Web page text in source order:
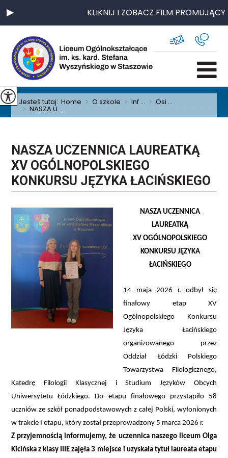
KLIKNIJ I ZOBACZ FILM PROMUJĄCY
Jesteś tutaj:Home > O szkole > Inf ... > Osi ...
> NASZA U ...
NASZA UCZENNICA LAUREATKĄ
XV OGÓLNOPOLSKIEGO
KONKURSU JĘZYKA ŁACIŃSKIEGO
NASZA UCZENNICA
LAUREATKĄ
XV OGÓLNOPOLSKIEGO
KONKURSU JĘZYKA
ŁACIŃSKIEGO
14 maja 2026 r. odbył się
finałowy etap XV
Ogólnopolskiego Konkursu
Języka Łacińskiego
organizowanego przez
Oddział Łódzki Polskiego
Towarzystwa Filologicznego,
Katedrę Filologii Klasycznej i Studium Języków Obcych
Uniwersytetu Łódzkiego. Do etapu finałowego przystąpiło 58
uczniów ze szkół ponadpodstawowych z całej Polski, wyłonionych
w trakcie I etapu, który został przeprowadzony 5 marca 2026 r.
Z przyjemnością informujemy, że uczennica naszego liceum Olga
Kicińska z klasy IIIE zajęła 3 miejsce i uzyskała tytuł laureata etapu